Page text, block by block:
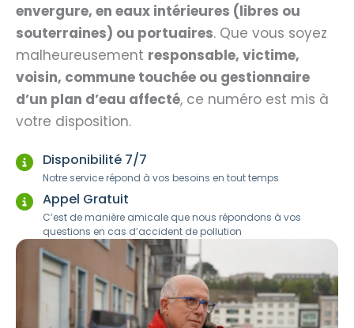
envergure, en eaux intérieures (libres ou
souterraines) ou portuaires. Que vous soyez
malheureusement responsable, victime,
voisin, commune touchée ou gestionnaire
d’un plan d’eau affecté, ce numéro est mis à
votre disposition.
Disponibilité 7/7
Notre service répond à vos besoins en tout temps
Appel Gratuit
C’est de manière amicale que nous répondons à vos
questions en cas d’accident de pollution